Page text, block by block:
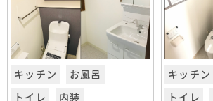
キッチン お風呂
トイレ 内装
キッチン
トイレ